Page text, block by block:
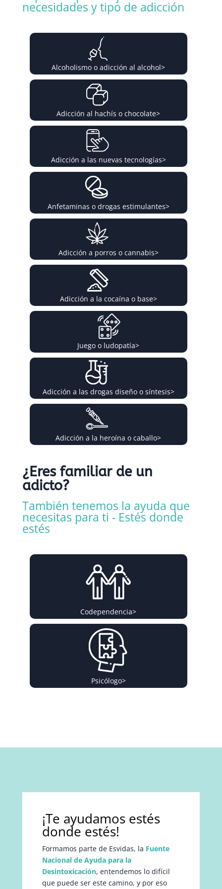
necesidades y tipo de adicción
Alcoholismo o adicción al alcohol>
Adicción al hachís o chocolate>
Adicción a las nuevas tecnologías>
Anfetaminas o drogas estimulantes>
Adicción a porros o cannabis>
Adicción a la cocaína o base>
Juego o ludopatía>
Adicción a las drogas diseño o síntesis>
Adicción a la heroína o caballo>
¿Eres familiar de un
adicto?
También tenemos la ayuda que
necesitas para ti - Estés donde
estés
Codependencia>
Psicólogo>
¡Te ayudamos estés
donde estés!
Formamos parte de Esvidas, la Fuente
Nacional de Ayuda para la
Desintoxicación, entendemos lo difícil
que puede ser este camino, y por eso